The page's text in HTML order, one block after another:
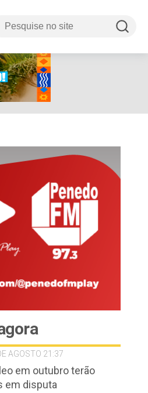
AGOSTO 21:37
em outubro terão
em disputa